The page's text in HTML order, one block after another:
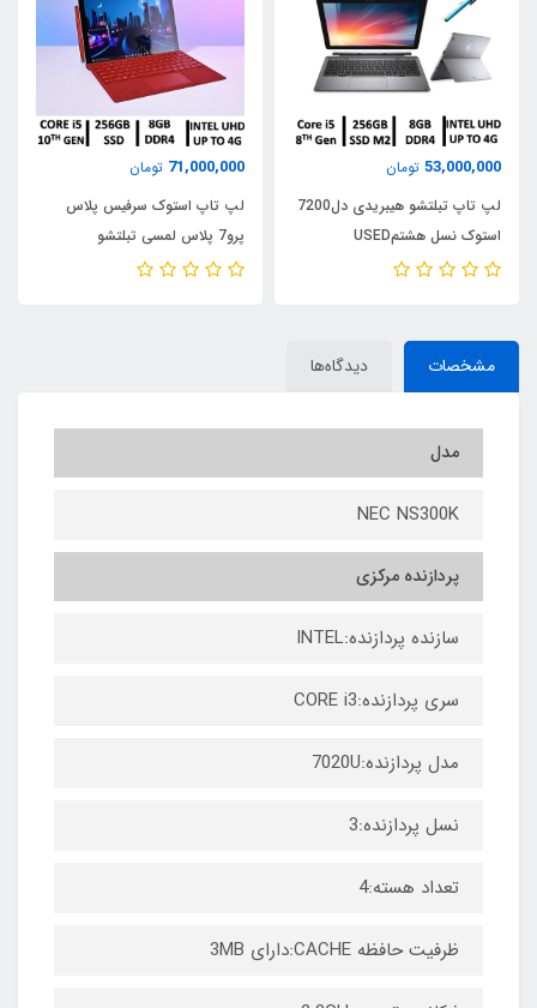
53,000,000 تومان
لپ تاپ تبلتشو هیبریدی دل7200
استوک نسل هشتمUSED
LAPTOP DELL LATITUDE
71,000,000 تومان
لپ تاپ استوک سرفیس پلاس
پرو7 پلاس لمسی تبلتشو
مایکروسافت USED LAPTOP
مشخصات دیدگاه‌ها
مدل
NEC NS300K
پردازنده مرکزی
سازنده پردازنده:INTEL
سری پردازنده:CORE i3
مدل پردازنده:7020U
نسل پردازنده:3
تعداد هسته:4
ظرفیت حافظه CACHE:دارای 3MB